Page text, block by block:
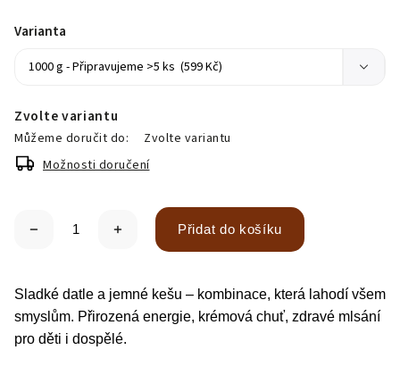
Zvolte variantu
Můžeme doručit do:
Zvolte variantu
Možnosti doručení
Varianta
Přidat do košíku
Sladké datle a jemné kešu – kombinace, která lahodí všem
smyslům. Přirozená energie, krémová chuť, zdravé mlsání
pro děti i dospělé.